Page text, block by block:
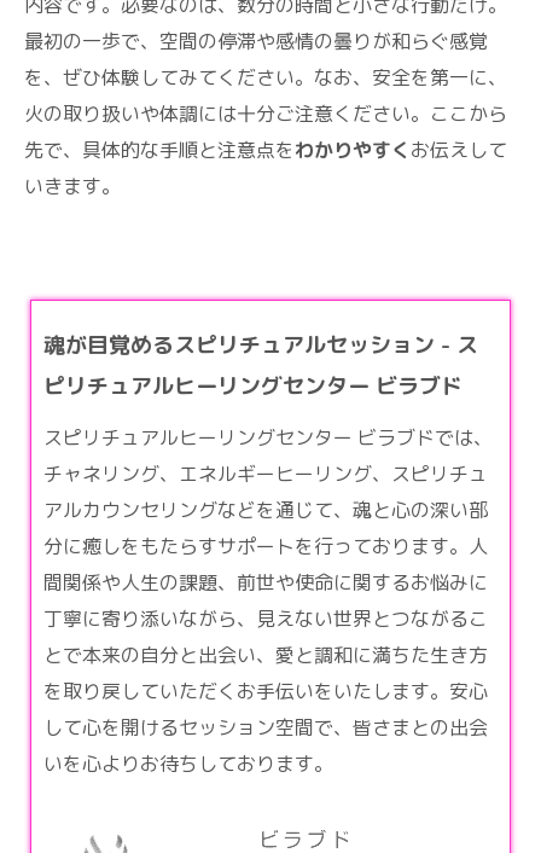
最初の一歩で、空間の停滞や感情の曇りが和らぐ感覚
を、ぜひ体験してみてください。なお、安全を第一に、
火の取り扱いや体調には十分ご注意ください。ここから
先で、具体的な手順と注意点をわかりやすく お伝えして
いきます。
魂が目覚めるスピリチュアルセッション - ス
ピリチュアルヒーリングセンター ビラブド
スピリチュアルヒーリングセンター ビラブドでは、
チャネリング、エネルギーヒーリング、 スピリチュ
アルカウンセリングなどを通じて、魂と心の深い部
分に癒しをもたらすサポートを行っております。人
間関係や人生の課題、前世や使命に関するお悩みに
丁寧に寄り添いながら、見えない世界とつながるこ
とで本来の自分と出会い、愛と調和に満ちた生き方
を取り戻していただくお手伝いをいたします。安心
して心を開けるセッション空間で、皆さまとの出会
いを心よりお待ちしております。